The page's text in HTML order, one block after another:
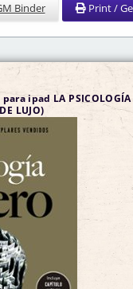
Binder Print /
ipad LA PSICOLOGÍA
LUJO)